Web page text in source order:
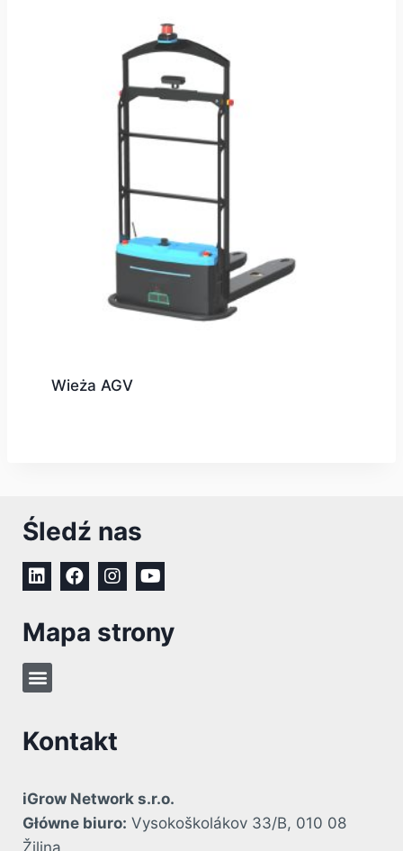
Wieża AGV
Śledź nas
Mapa strony
Kontakt
iGrow Network s.r.o.
Główne biuro: Vysokoškolákov 33/B, 010 08
Žilina